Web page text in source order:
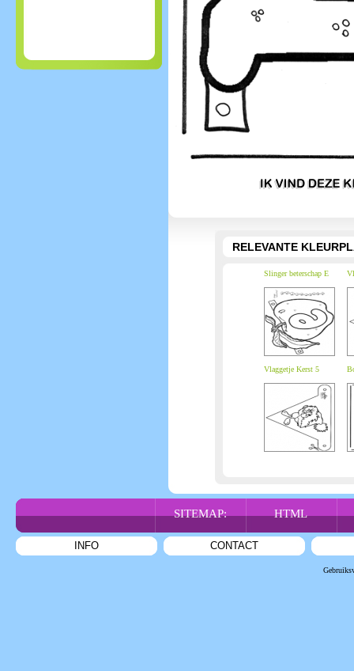
RELEVANTE
Slinger beterschap E
Vlaggetje Kerst 5
SITEMAP: HTML
INFO CONTACT